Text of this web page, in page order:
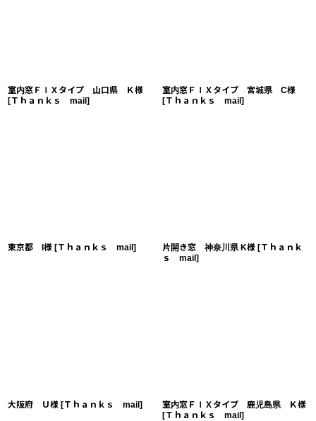
室内窓ＦＩＸタイプ 山口県 Ｋ様
[Ｔｈａｎｋｓ mail]
室内窓ＦＩＸタイプ 宮城県 C様
[Ｔｈａｎｋｓ mail]
東京都 I様 [Ｔｈａｎｋｓ mail] 片開き窓 神奈川県 K様 [Ｔｈａｎｋ
ｓ mail]
大阪府 Ｕ様 [Ｔｈａｎｋｓ mail]
室内窓ＦＩＸタイプ 鹿児島県 Ｋ様
[Ｔｈａｎｋｓ mail]